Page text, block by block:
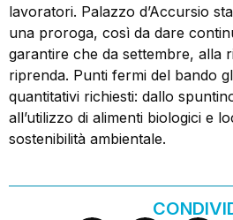
lavoratori. Palazzo d’Accursio
una proroga, così da dare
garantire che da settembre, alla
riprenda. Punti fermi del bando
quantitativi richiesti: dallo
all’utilizzo di alimenti biologici e
sostenibilità ambientale.